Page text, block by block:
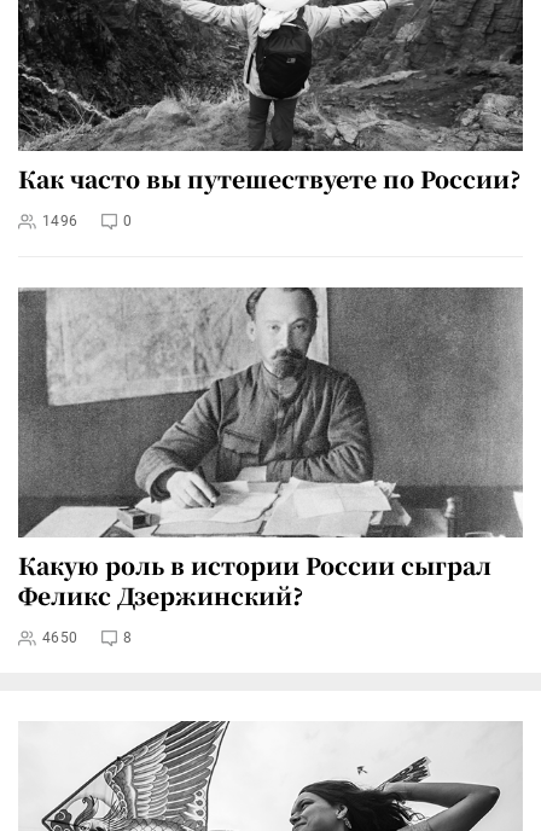
Как часто вы путешествуете по России?
1496 0
Какую роль в истории России сыграл
Феликс Дзержинский?
4650 8